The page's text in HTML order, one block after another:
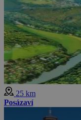
25 km
Posázaví